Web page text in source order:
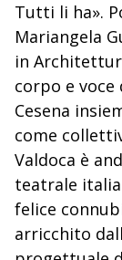
Tutti li ha».
Mariangela
in
corpo e voce
Cesena
come
Valdoca è
teatrale
felice
arricchito